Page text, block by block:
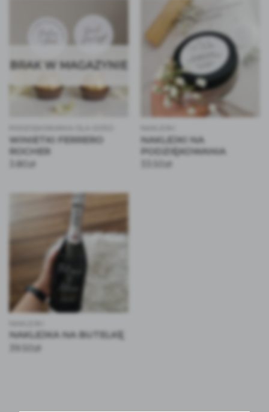
BRAK W MAGAZYNIE
WINIETKI FERRERO
ROCHER
3.80 zł
NAKLEJKI NA
PODZIĘKOWANIA
zł
NAKLEJKA NA BUTELKĘ
zł